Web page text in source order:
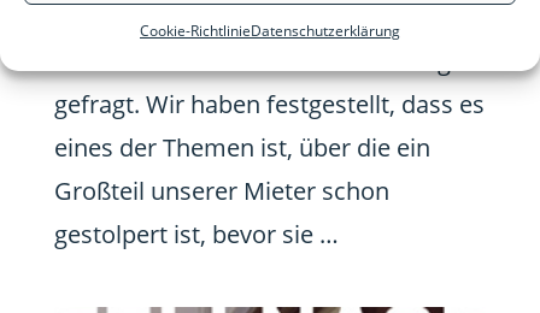
Cookie-RichtlinieDatenschutzerklärung
Regelmäßig werden wir von unseren
gefragt. Wir haben festgestellt, dass es
eines der Themen ist, über die ein
Großteil unserer Mieter schon
gestolpert ist, bevor sie …